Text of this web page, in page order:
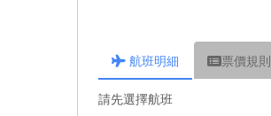
航班明細 票價規則
請先選擇航班